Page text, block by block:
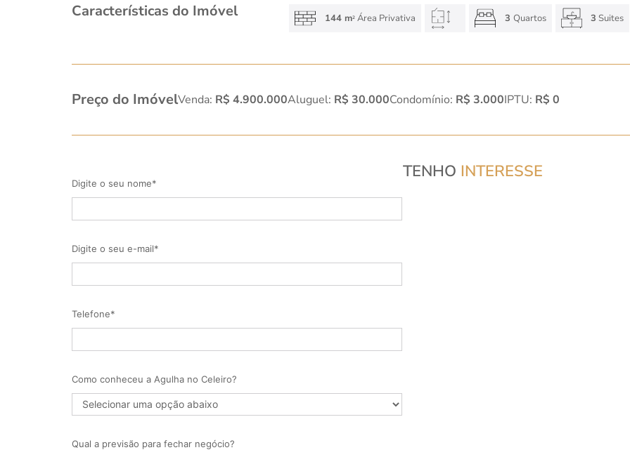
Características do Imóvel 144 m2Área Privativa 3 Quartos 3 Suites
Preço do ImóvelVenda: R$ 4.900.000Aluguel: R$ 30.000Condomínio: R$ 3.000IPTU: R$ 0
TENHO INTERESSE
Digite o seu nome*
Digite o seu e-mail*
Telefone*
Como conheceu a Agulha no Celeiro?
Qual a previsão para fechar negócio?